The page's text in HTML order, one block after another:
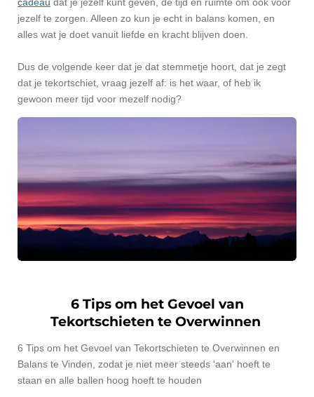
jezelf te zorgen. Alleen zo kun je echt in balans komen, en
alles wat je doet vanuit liefde en kracht blijven doen.
Dus de volgende keer dat je dat stemmetje hoort, dat je zegt
dat je tekortschiet, vraag jezelf af: is het waar, of heb ik
gewoon meer tijd voor mezelf nodig?
6 Tips om het Gevoel van
Tekortschieten te Overwinnen
6 Tips om het Gevoel van Tekortschieten te Overwinnen en
Balans te Vinden, zodat je niet meer steeds 'aan' hoeft te
staan en alle ballen hoog hoeft te houden